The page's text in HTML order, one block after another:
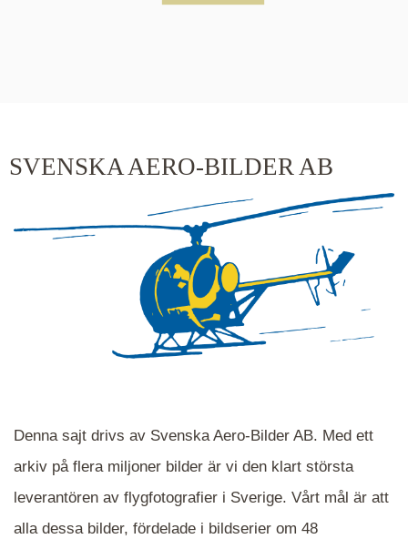
SVENSKA AERO-BILDER AB
Denna sajt drivs av Svenska Aero-Bilder AB. Med ett
arkiv på flera miljoner bilder är vi den klart största
leverantören av flygfotografier i Sverige. Vårt mål är att
alla dessa bilder, fördelade i bildserier om 48